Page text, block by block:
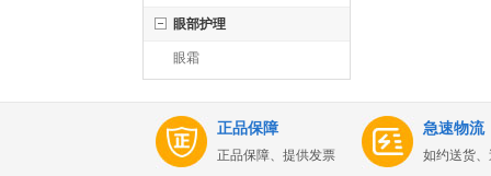
眼部护理
眼霜
正品保障
正品保障、提供发票
急速物流
如约送货